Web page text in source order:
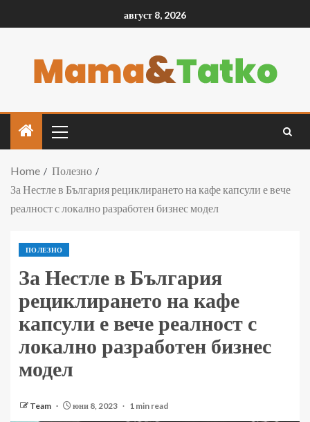
август 8, 2026
Home
Полезно
За Нестле в България рециклирането на кафе капсули е вече
реалност с локално разработен бизнес модел
ПОЛЕЗНО
За Нестле в България
рециклирането на кафе
капсули е вече реалност с
локално разработен бизнес
модел
Team юни 8, 2023 1 min read